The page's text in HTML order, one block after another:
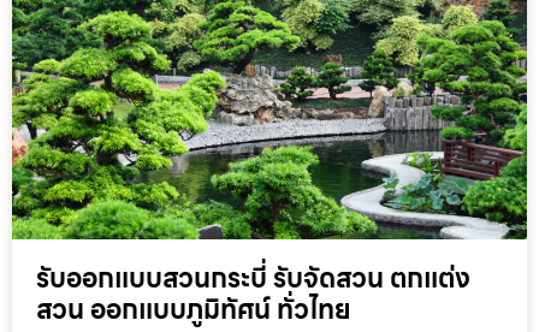
รับออกแบบสวนกระบี่ รับจัดสวน ตกแต่ง
สวน ออกแบบภูมิทัศน์ ทั่วไทย